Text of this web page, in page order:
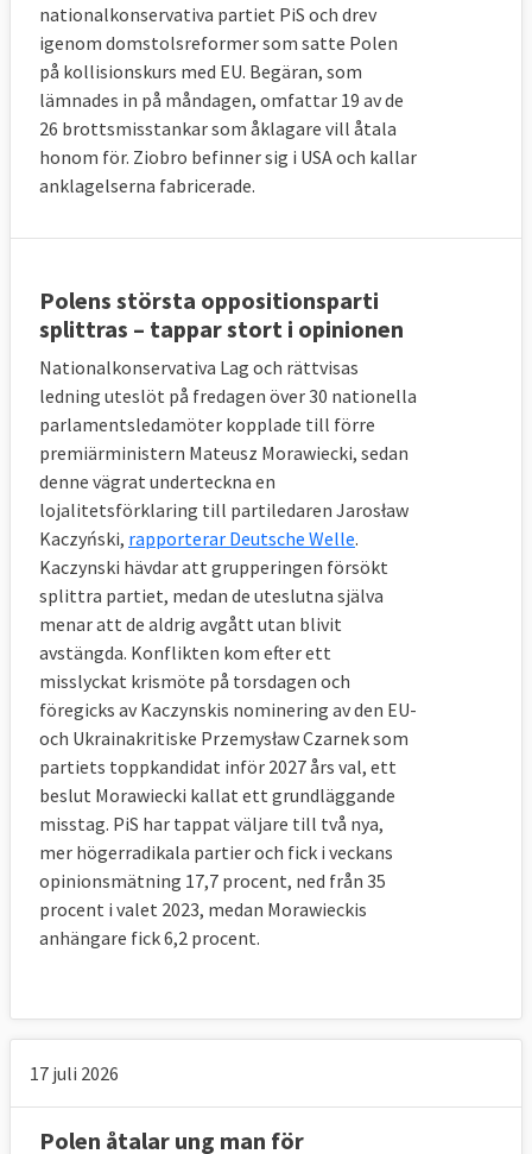
nationalkonservativa partiet PiS och drev
igenom domstolsreformer som satte Polen
på kollisionskurs med EU. Begäran, som
lämnades in på måndagen, omfattar 19 av de
26 brottsmisstankar som åklagare vill åtala
honom för. Ziobro befinner sig i USA och kallar
anklagelserna fabricerade.
Polens största oppositionsparti
splittras – tappar stort i opinionen
Nationalkonservativa Lag och rättvisas
ledning uteslöt på fredagen över 30 nationella
parlamentsledamöter kopplade till förre
premiärministern Mateusz Morawiecki, sedan
denne vägrat underteckna en
lojalitetsförklaring till partiledaren Jarosław
Kaczyński, rapporterar Deutsche Welle.
Kaczynski hävdar att grupperingen försökt
splittra partiet, medan de uteslutna själva
menar att de aldrig avgått utan blivit
avstängda. Konflikten kom efter ett
misslyckat krismöte på torsdagen och
föregicks av Kaczynskis nominering av den EU-
och Ukrainakritiske Przemysław Czarnek som
partiets toppkandidat inför 2027 års val, ett
beslut Morawiecki kallat ett grundläggande
misstag. PiS har tappat väljare till två nya,
mer högerradikala partier och fick i veckans
opinionsmätning 17,7 procent, ned från 35
procent i valet 2023, medan Morawieckis
anhängare fick 6,2 procent.
17 juli 2026
Polen åtalar ung man för